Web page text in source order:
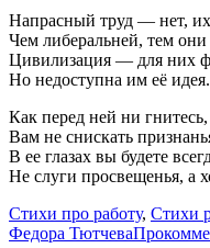
Напрасный труд — нет,
Чем либеральней, тем
Цивилизация — для них
Но недоступна им её идея.
Как перед ней ни гнитесь,
Вам не снискать
В ее глазах вы будете
Не слуги просвещенья, а
Стихи про работу, Стихи
Федора Тютчева